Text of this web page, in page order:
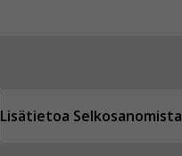
Lisätietoa Selkosanomista